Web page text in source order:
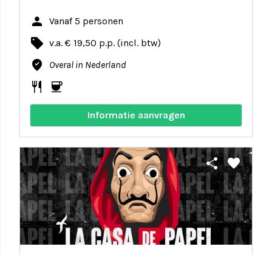
person Vanaf 5 personen
local_offer v.a. € 19,50 p.p. (incl. btw)
where_to_vote Overal in Nederland
restaurant coffee
Informatie aanvragen
share favorite